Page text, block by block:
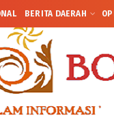
BERITA DAERAH